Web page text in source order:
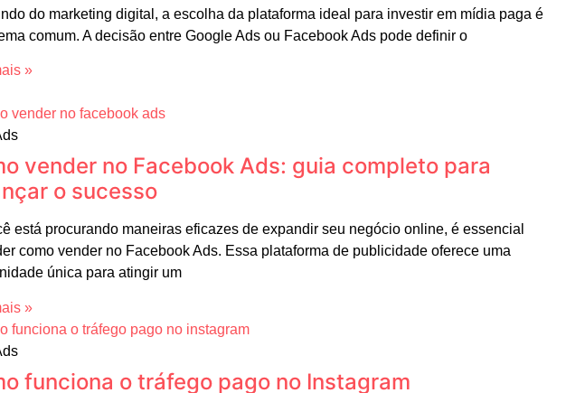
do marketing digital, a escolha da plataforma ideal para investir em mídia paga é
comum. A decisão entre Google Ads ou Facebook Ads pode definir o
»
vender no Facebook Ads: guia completo para
o sucesso
está procurando maneiras eficazes de expandir seu negócio online, é essencial
como vender no Facebook Ads. Essa plataforma de publicidade oferece uma
única para atingir um
»
funciona o tráfego pago no Instagram